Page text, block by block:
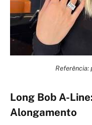
Long Bob A-
Alongamento